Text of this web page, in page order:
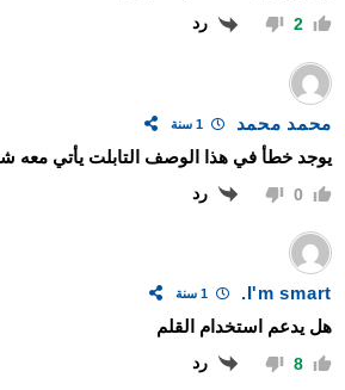
2 رد
محمد محمد 1 سنة
يوجد خطأ في هذا الوصف التابلت يأتي معه
0 رد
I'm smart. 1 سنة
هل يدعم استخدام القلم
8 رد